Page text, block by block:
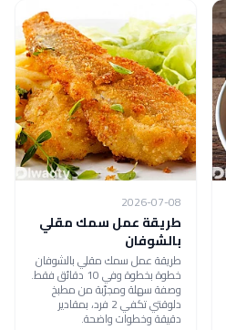
2026-07-08
طريقة عمل سمك مقلي
بالشوفان
طريقة عمل سمك مقلي بالشوفان
خطوة بخطوة وفي 10 دقائق فقط.
وصفة سهلة ومجرّبة من مطبخ
دلوقتي تكفي 2 فرد، بمقادير
دقيقة وخطوات واضحة.